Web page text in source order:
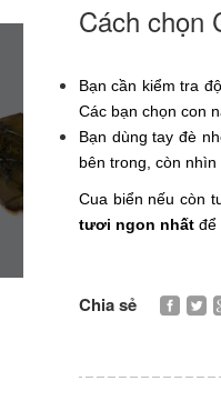
Cách chọn
Bạn cần kiểm tra
Các bạn chọn con
Bạn dùng tay đè
bên trong, còn
Cua biển nếu còn
tươi ngon nhất để
Chia sẻ